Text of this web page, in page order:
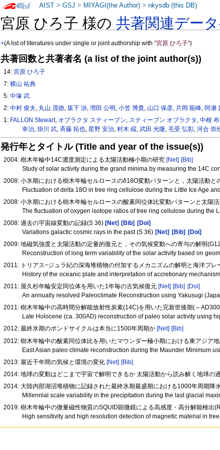
宮原 ひろ子 様の共著関連デー
+(A list of literatures under single or joint authorship with"宮原 ひろ子")
共著回数と共著者名 (a list of the joint author(s))
14:宮原 ひろ子
7:横山 祐典
5:中塚 武
2:中村 俊夫, 丸山 茂徳,坂下 渉,増田 公明 ,小笠 博貴, 山口 保彦, 片岡 龍峰, 阿瀬
1: FALLON Stewart, オブラクタ スティーブン, スティーブン オブラクタ ,中根
幸治, 掛川 武, 斉藤 拓也, 星野 安治, 村木 綏, 武田 光隆, 毛受 弘彰, 河合 崇
発行年とタイトル (Title and year of the issue(s))
2004: 樹木年輪中14C濃度測定による太陽活動極小期の研究 [Net] [Bib]
Study of solar activity during the grand minima by measuring the 14C
2008: 小氷期における樹木年輪セルロースのδ18O変動パターンと，太陽活動と
Fluctuation of delta 18O in tree ring cellulose during the Little Ice Age
2008: 小氷期における樹木年輪セルロースの酸素同位体比変動パターンと太陽
The fluctuation of oxygen isotope ratios of tree ring cellulose during the
2008: 過去の宇宙線変動の記録(S 36) [Net] [Bib]
[Doi]
Variations galactic cosmic rays in the past (S 36) [Net] [Bib]
[Doi]
2009: 地磁気強度と太陽活動の定量的復元と，その気候変動への寄与の解明
Reconstruction of long term variability of the solar activity based on
2011: トリアス−ジュラ紀の深海堆積物の付加するメカニズムの解明と海洋プレ
History of the oceanic plate and interpretation of accretionary
2011: 屋久杉年輪安定同位体を用いた1年毎の古気候復元 [Net] [Bib] [Doi]
An annually resolved Paleoclimate Reconstruction using Yakusugi
2011: 樹木年輪中の高時間分解能放射性炭素(14C)を用いた完新世後期(～
Late Holocene (ca. 300AD) reconstruction of paleo solar activity using
2012: 最終氷期のボンドサイクルは本当に1500年周期か [Net] [Bib]
2012: 樹木年輪中の酸素同位体比を用いたマウンダー極小期における東アジア
East Asian paleo climate reconstruction during the Maunder Minimum
2013: 最近千年間の気候と環境の変化[Net] [Bib]
2014: 地球の変動はどこまで宇宙で解明できるか 太陽活動から読み解く地球の
2014: 大陸内部湖沼堆積物に記録された最終氷期最盛期における1000年周期降
Millennial scale variability in the precipitation during the last glacial
2019: 樹木年輪中の微量磁性物質のSQUID顕微鏡による高感度・高分解能検出
High sensitivity and high resolution detection of magnetic material in
AIST >GSJ > MIYAGI(the Author) >nkysdb (this DB)